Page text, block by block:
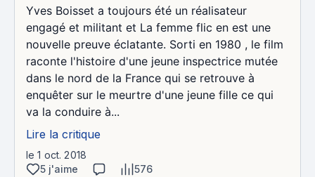
Yves Boisset a toujours été un réalisateur
engagé et militant et La femme flic en est une
nouvelle preuve éclatante. Sorti en 1980 , le film
raconte l'histoire d'une jeune inspectrice mutée
dans le nord de la France qui se retrouve à
enquêter sur le meurtre d'une jeune fille ce qui
va la conduire à...
Lire la critique
le 1 oct. 2018
5 j'aime
576